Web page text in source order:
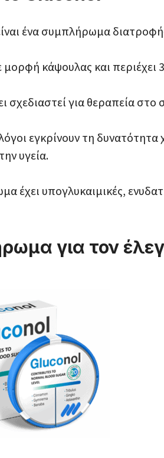
ένα συμπλήρωμα
μορφή κάψουλας και περιέχει
σχεδιαστεί για θεραπεία
εγκρίνουν τη
υγεία.
έχει υπογλυκαιμικές,
για τον